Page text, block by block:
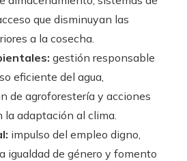
que disminuyan las
a la cosecha.
gestión responsable
eficiente del agua,
de agroforestería y acciones
la adaptación al clima.
impulso del empleo digno,
igualdad de género y fomento